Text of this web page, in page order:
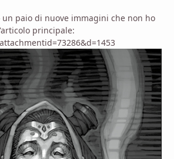
paio di nuove immagini che non ho
principale: